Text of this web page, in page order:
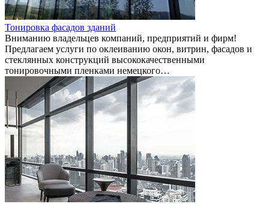
Тонировка фасадов зданий
Вниманию владельцев компаний, предприятий и фирм!
Предлагаем услуги по оклеиванию окон, витрин, фасадов и
стеклянных конструкций высококачественными
тонировочными пленками немецкого…